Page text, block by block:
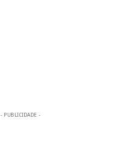
- PUBLICIDADE -